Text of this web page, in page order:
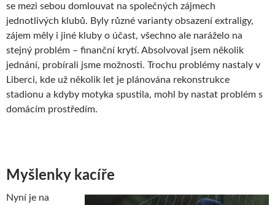
se mezi sebou domlouvat na společných zájmech
jednotlivých klubů. Byly různé varianty obsazení extraligy,
zájem měly i jiné kluby o účast, všechno ale naráželo na
stejný problém – finanční krytí. Absolvoval jsem několik
jednání, probírali jsme možnosti. Trochu problémy nastaly v
Liberci, kde už několik let je plánována rekonstrukce
stadionu a kdyby motyka spustila, mohl by nastat problém s
domácím prostředím.
Myšlenky kacíře
Nyní je na